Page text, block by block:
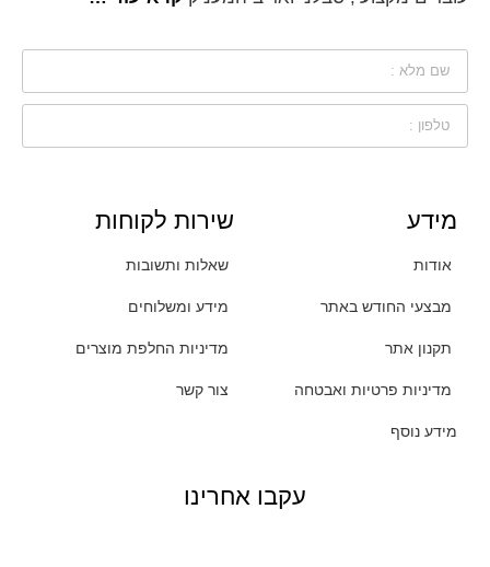
מידע
אודות
מבצעי החודש באתר
תקנון אתר
מדיניות פרטיות ואבטחה
מידע נוסף
שירות לקוחות
שאלות ותשובות
מידע ומשלוחים
מדיניות החלפת מוצרים
צור קשר
עקבו אחרינו